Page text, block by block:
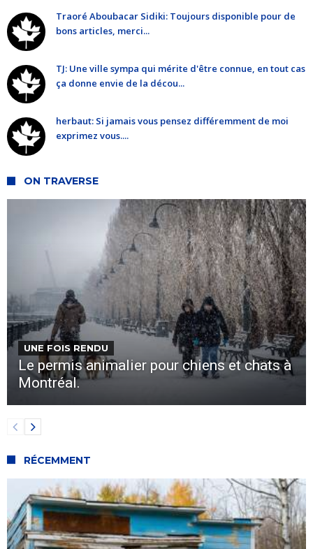
Traoré Aboubacar Sidiki: Toujours disponible pour de
bons articles, merci...
TJ: Une ville sympa qui mérite d'être connue, en tout cas
ça donne envie de la décou...
herbaut: Si jamais vous pensez différemment de moi
exprimez vous....
ON TRAVERSE
UNE FOIS RENDU
Le permis animalier pour chiens et chats à
Montréal.
RÉCEMMENT